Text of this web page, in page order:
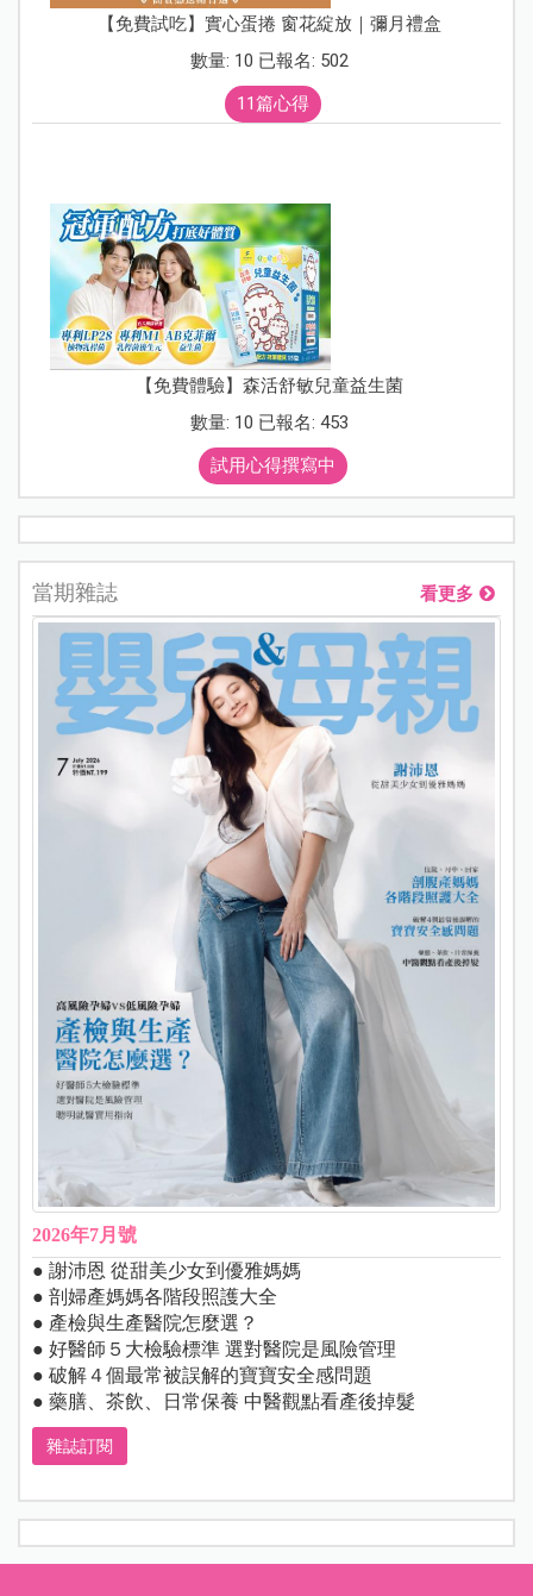
【免費試吃】實心蛋捲 窗花綻放｜彌月禮盒
數量: 10 已報名: 502
11篇心得
【免費體驗】森活舒敏兒童益生菌
數量: 10 已報名: 453
試用心得撰寫中
當期雜誌 看更多
2026年7月號
● 謝沛恩 從甜美少女到優雅媽媽
● 剖婦產媽媽各階段照護大全
● 產檢與生產醫院怎麼選？
● 好醫師５大檢驗標準 選對醫院是風險管理
● 破解４個最常被誤解的寶寶安全感問題
● 藥膳、茶飲、日常保養 中醫觀點看產後掉髮
雜誌訂閱